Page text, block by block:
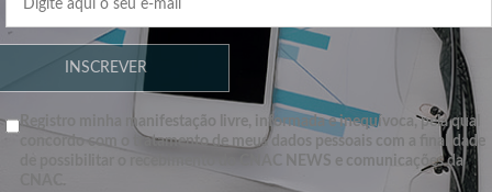
Registro minha manifestação livre, informada e inequívoca, pela qual
concordo com o tratamento de meus dados pessoais com a finalidade
de possibilitar o recebimento do CNAC NEWS e comunicações da